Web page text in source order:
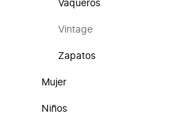
Vaqueros
Vintage
Zapatos
Mujer
Niños